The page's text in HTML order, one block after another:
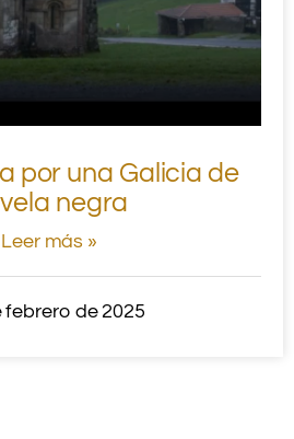
por una Galicia de
negra
Leer más »
febrero de 2025